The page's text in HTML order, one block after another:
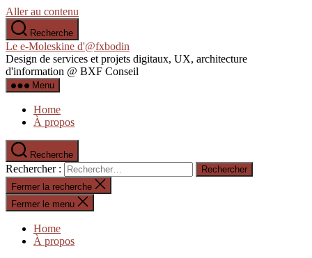
Aller au contenu
Recherche
Le e-Moleskine d'@fxbodin
Design de services et projets digitaux, UX, architecture
d'information @ BXF Conseil
Menu
Home
À propos
Recherche
Rechercher :
Fermer la recherche
Fermer le menu
Home
À propos